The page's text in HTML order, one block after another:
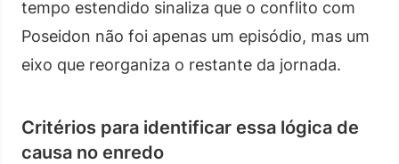
tempo estendido sinaliza que o conflito com
Poseidon não foi apenas um episódio, mas um
eixo que reorganiza o restante da jornada.
Critérios para identificar essa lógica de
causa no enredo